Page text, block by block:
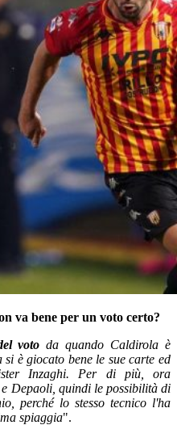
va bene per un voto certo?
voto da quando Caldirola è
è giocato bene le sue carte ed
Inzaghi. Per di più, ora
Depaoli, quindi le possibilità di
perché lo stesso tecnico l'ha
spiaggia".